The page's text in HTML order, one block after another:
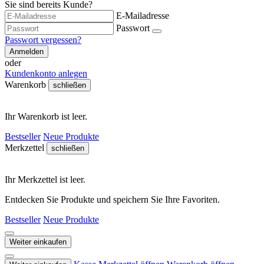
Sie sind bereits Kunde?
E-Mailadresse
Passwort
Passwort vergessen?
Anmelden
oder
Kundenkonto anlegen
Warenkorb
schließen
Ihr Warenkorb ist leer.
Bestseller Neue Produkte
Merkzettel
schließen
Ihr Merkzettel ist leer.
Entdecken Sie Produkte und speichern Sie Ihre Favoriten.
Bestseller Neue Produkte
Weiter einkaufen